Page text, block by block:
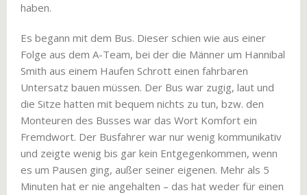
haben.
Es begann mit dem Bus. Dieser schien wie aus einer
Folge aus dem A-Team, bei der die Männer um Hannibal
Smith aus einem Haufen Schrott einen fahrbaren
Untersatz bauen müssen. Der Bus war zugig, laut und
die Sitze hatten mit bequem nichts zu tun, bzw. den
Monteuren des Busses war das Wort Komfort ein
Fremdwort. Der Busfahrer war nur wenig kommunikativ
und zeigte wenig bis gar kein Entgegenkommen, wenn
es um Pausen ging, außer seiner eigenen. Mehr als 5
Minuten hat er nie angehalten – das hat weder für einen